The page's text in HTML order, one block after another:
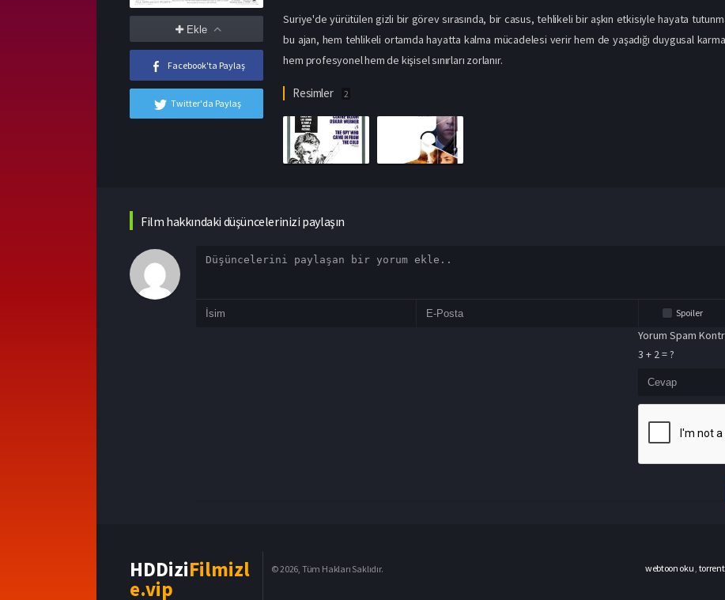
Ekle
Facebook'ta Paylaş
Twitter'da Paylaş
Suriye'de yürütülen gizli bir görev sırasında, bir casus, tehlikeli bir aşkın etkisiyle hayata
bu ajan, hem tehlikeli ortamda hayatta kalma mücadelesi verir hem de yaşadığı duygusal
hem profesyonel hem de kişisel sınırları zorlanır.
Resimler 2
Film hakkındaki düşüncelerinizi paylaşın
Spoiler
Yorum Spam
3 + 2 = ?
HDDiziFilmizl
e.vip
© 2026, Tüm Hakları Saklıdır. webtoon oku